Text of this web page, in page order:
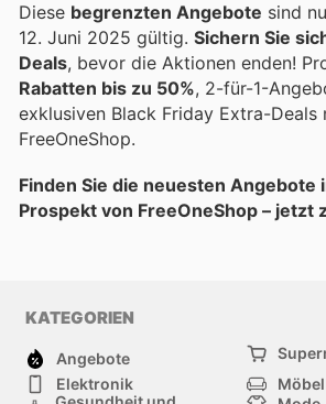
Diese begrenzten Angebote sind
12. Juni 2025 gültig. Sichern Sie
Deals, bevor die Aktionen enden!
Rabatten bis zu 50%, 2-für-1-
exklusiven Black Friday Extra-Deals
FreeOneShop.
Finden Sie die neuesten Angebote
Prospekt von FreeOneShop – jetzt
KATEGORIEN
Angebote
Elektronik